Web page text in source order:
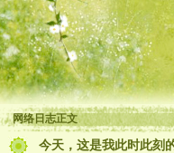
网络日志正文
今天，这是我此时此刻